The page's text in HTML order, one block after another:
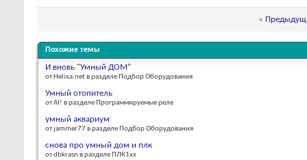
«
Похожие темы
И вновь "Умный ДОМ"
от Helixa.net в разделе Подбор Оборудования
Умный отопитель
от AI! в разделе Программируемые реле
умный аквариум
от jammer77 в разделе Подбор Оборудования
снова про умный дом и плк
от dbkrasn в разделе ПЛК1хх